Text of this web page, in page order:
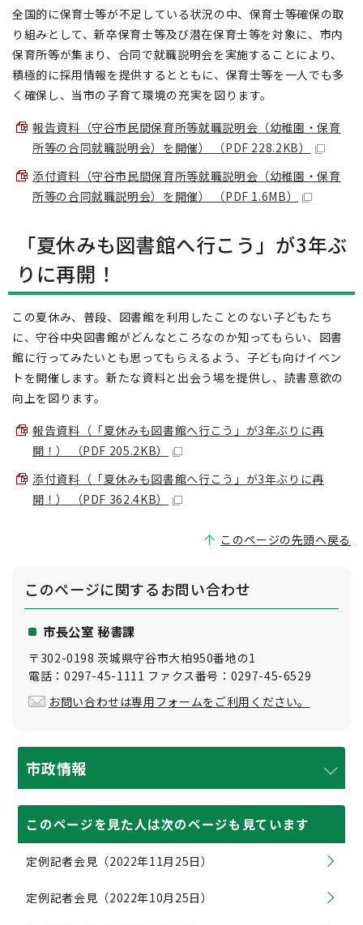
全国的に保育士等が不足している状況の中、保育士等確保の取
り組みとして、新卒保育士等及び潜在保育士等を対象に、市内
保育所等が集まり、合同で就職説明会を実施することにより、
積極的に採用情報を提供するとともに、保育士等を一人でも多
く確保し、当市の子育て環境の充実を図ります。
報告資料（守谷市民間保育所等就職説明会（幼稚園・保育
所等の合同就職説明会）を開催） （PDF 228.2KB）
添付資料（守谷市民間保育所等就職説明会（幼稚園・保育
所等の合同就職説明会）を開催） （PDF 1.6MB）
「夏休みも図書館へ行こう」が3年ぶ
りに再開！
この夏休み、普段、図書館を利用したことのない子どもたち
に、守谷中央図書館がどんなところなのか知ってもらい、図書
館に行ってみたいとも思ってもらえるよう、子ども向けイベン
トを開催します。新たな資料と出会う場を提供し、読書意欲の
向上を図ります。
報告資料（「夏休みも図書館へ行こう」が3年ぶりに再
開！） （PDF 205.2KB）
添付資料（「夏休みも図書館へ行こう」が3年ぶりに再
開！） （PDF 362.4KB）
このページの先頭へ戻る
このページに関するお問い合わせ
市長公室 秘書課
〒302-0198 茨城県守谷市大柏950番地の1
電話：0297-45-1111 ファクス番号：0297-45-6529
お問い合わせは専用フォームをご利用ください。
市政情報
このページを見た人は次のページも見ています
定例記者会見（2022年11月25日）
定例記者会見（2022年10月25日）